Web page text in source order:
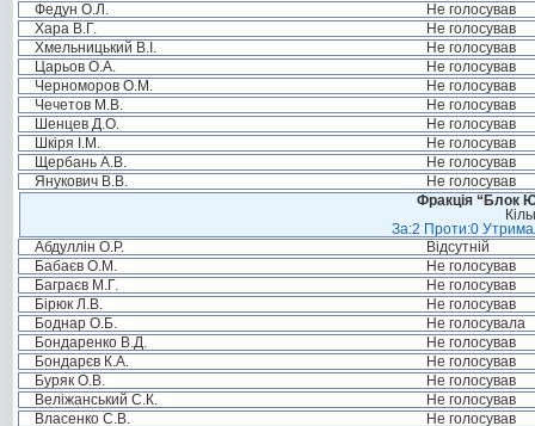
Федун О.Л.
Не голосував
Хара В.Г.
Не голосував
Хмельницький В.І.
Не голосував
Царьов О.А.
Не голосував
Черноморов О.М.
Не голосував
Чечетов М.В.
Не голосував
Шенцев Д.О.
Не голосував
Шкіря І.М.
Не голосував
Щербань А.В.
Не голосував
Янукович В.В.
Не голосував
Фракція “Блок
За:2 Проти:0
Абдуллін О.Р.
Відсутній
Бабаєв О.М.
Не голосував
Баграєв М.Г.
Не голосував
Бірюк Л.В.
Не голосував
Боднар О.Б.
Не голосувала
Бондаренко В.Д.
Не голосував
Бондарєв К.А.
Не голосував
Буряк О.В.
Не голосував
Веліжанський С.К.
Не голосував
Власенко С.В.
Не голосував